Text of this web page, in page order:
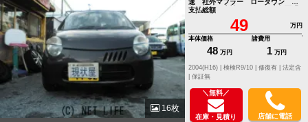
16枚
外アルミ 車検たっぷり 走行不明
液晶表示不良
支払総額
49
万円
本体価格
48 万円
諸費用
1 万円
修復有 | 法定含
保証無
＼無料／
在庫・見積り 店舗に電話